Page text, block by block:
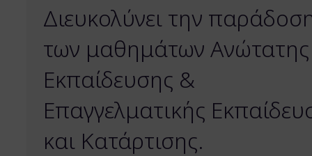
Διευκολύνει την
των μαθημάτων Ανώτατης
Εκπαίδευσης &
Επαγγελματικής
και Κατάρτισης.